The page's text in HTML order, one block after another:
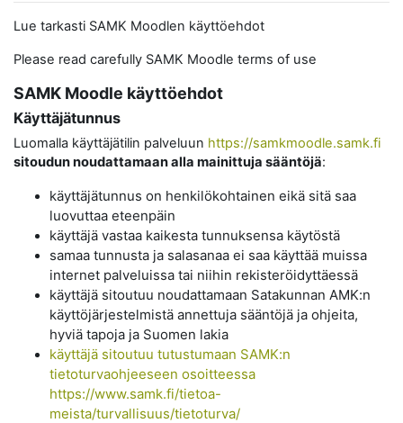
Lue tarkasti SAMK Moodlen käyttöehdot
Please read carefully SAMK Moodle terms of use
SAMK Moodle käyttöehdot
Käyttäjätunnus
Luomalla käyttäjätilin palveluun https://samkmoodle.samk.fi
sitoudun noudattamaan alla mainittuja sääntöjä:
käyttäjätunnus on henkilökohtainen eikä sitä saa
luovuttaa eteenpäin
käyttäjä vastaa kaikesta tunnuksensa käytöstä
samaa tunnusta ja salasanaa ei saa käyttää muissa
internet palveluissa tai niihin rekisteröidyttäessä
käyttäjä sitoutuu noudattamaan Satakunnan AMK:n
käyttöjärjestelmistä annettuja sääntöjä ja ohjeita,
hyviä tapoja ja Suomen lakia
käyttäjä sitoutuu tutustumaan SAMK:n
tietoturvaohjeeseen osoitteessa
https://www.samk.fi/tietoa-
meista/turvallisuus/tietoturva/